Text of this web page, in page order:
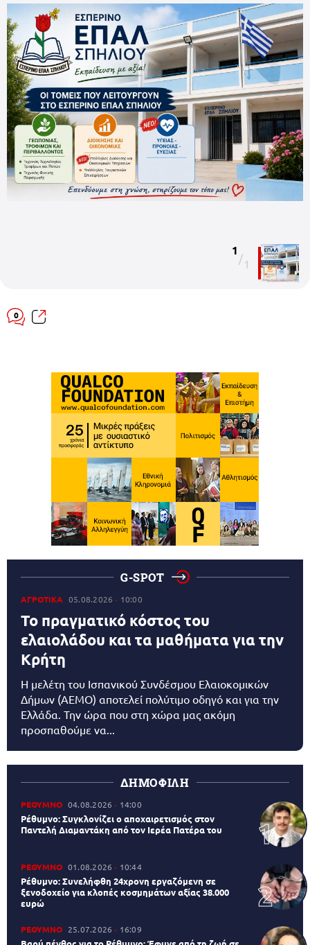
1
/1
0
G-SPOT
ΑΓΡΟΤΙΚΑ 05.08.2026 10:00
Το πραγματικό κόστος του
ελαιολάδου και τα μαθήματα για την
Κρήτη
Η μελέτη του Ισπανικού Συνδέσμου Ελαιοκομικών
Δήμων (AEMO) αποτελεί πολύτιμο οδηγό και για την
Ελλάδα. Την ώρα που στη χώρα μας ακόμη
προσπαθούμε να...
ΔΗΜΟΦΙΛΗ
ΡΕΘΥΜΝΟ 04.08.2026 14:00
Ρέθυμνο: Συγκλονίζει ο αποχαιρετισμός στον
Παντελή Διαμαντάκη από τον Ιερέα Πατέρα του
ΡΕΘΥΜΝΟ 01.08.2026 10:44
Ρέθυμνο: Συνελήφθη 24χρονη εργαζόμενη σε
ξενοδοχείο για κλοπές κοσμημάτων αξίας 38.000
ευρώ
ΡΕΘΥΜΝΟ 25.07.2026 16:09